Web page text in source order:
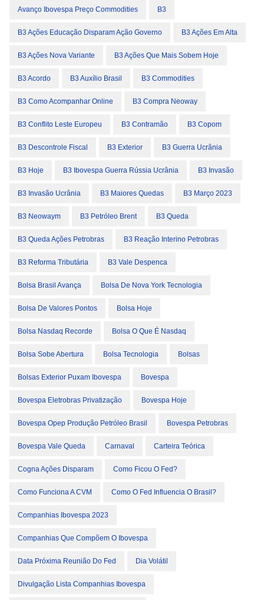
Avanço Ibovespa Preço Commodities B3
B3 Ações Educação Disparam Ação Governo B3 Ações Em Alta
B3 Ações Nova Variante B3 Ações Que Mais Sobem Hoje
B3 Acordo B3 Auxílio Brasil B3 Commodities
B3 Como Acompanhar Online B3 Compra Neoway
B3 Conflito Leste Europeu B3 Contramão B3 Copom
B3 Descontrole Fiscal B3 Exterior B3 Guerra Ucrânia
B3 Hoje B3 Ibovespa Guerra Rússia Ucrânia B3 Invasão
B3 Invasão Ucrânia B3 Maiores Quedas B3 Março 2023
B3 Neowaym B3 Petróleo Brent B3 Queda
B3 Queda Ações Petrobras B3 Reação Interino Petrobras
B3 Reforma Tributária B3 Vale Despenca
Bolsa Brasil Avança Bolsa De Nova York Tecnologia
Bolsa De Valores Pontos Bolsa Hoje
Bolsa Nasdaq Recorde Bolsa O Que É Nasdaq
Bolsa Sobe Abertura Bolsa Tecnologia Bolsas
Bolsas Exterior Puxam Ibovespa Bovespa
Bovespa Eletrobras Privatização Bovespa Hoje
Bovespa Opep Produção Petróleo Brasil Bovespa Petrobras
Bovespa Vale Queda Carnaval Carteira Teórica
Cogna Ações Disparam Como Ficou O Fed?
Como Funciona A CVM Como O Fed Influencia O Brasil?
Companhias Ibovespa 2023
Companhias Que Compõem O Ibovespa
Data Próxima Reunião Do Fed Dia Volátil
Divulgação Lista Companhias Ibovespa